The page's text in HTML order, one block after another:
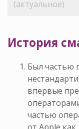
(актуальное)
История
Был частью
впервые
частью